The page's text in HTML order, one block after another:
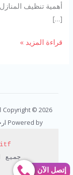
أهمية تنظيف
[…]
قراءة المزيد »
Powered by ارخص شركة تنظيف منازل ببيشة 0542264115
جميع
إتصل الآن